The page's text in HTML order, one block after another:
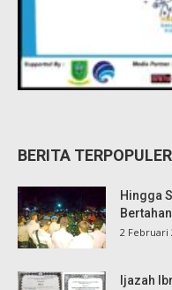
BERITA TERPOPULER
Hingga
2 Februari
Ijazah